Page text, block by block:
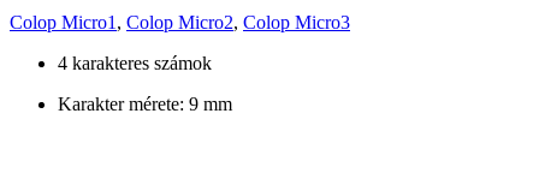
Colop Micro1 , Colop Micro2, Colop Micro3
4 karakteres számok
Karakter mérete: 9 mm